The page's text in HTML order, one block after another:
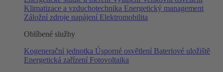
Klimatizace a vzduchotechnika Energetický management
Záložní zdroje napájení Elektromobilita
Oblíbené služby
Kogenerační jednotka Úsporné osvětlení Bateriové uložiště
Energetická zařízení Fotovoltaika